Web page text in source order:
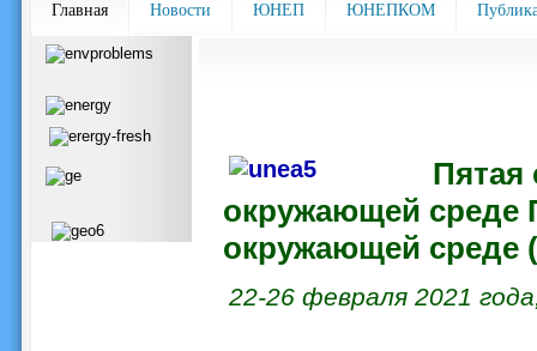
Главная Новости ЮНЕП ЮНЕПКОМ
Пятая
окружающей среде
окружающей
22-26 февраля 2021